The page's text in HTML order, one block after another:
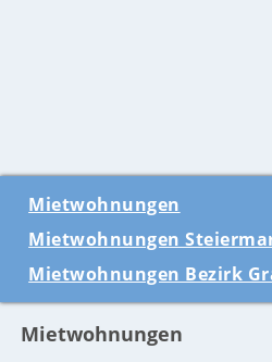
Mietwohnungen
Mietwohnungen
Mietwohnungen Bezirk
Mietwohnungen